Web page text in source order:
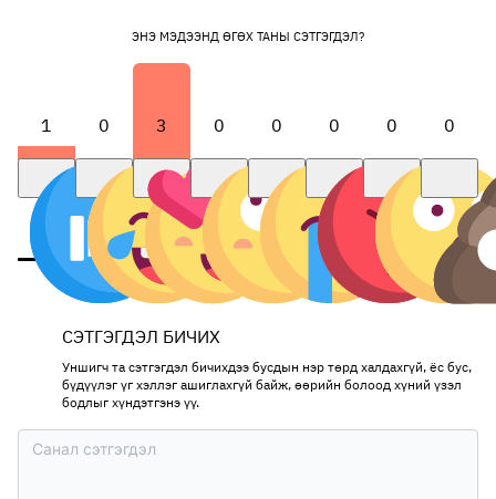
ЭНЭ МЭДЭЭНД ӨГӨХ ТАНЫ СЭТГЭГДЭЛ?
1 0 3 0 0 0 0 0
СЭТГЭГДЭЛ БИЧИХ
Уншигч та сэтгэгдэл бичихдээ бусдын нэр төрд халдахгүй, ёс бус,
бүдүүлэг үг хэллэг ашиглахгүй байж, өөрийн болоод хүний үзэл
бодлыг хүндэтгэнэ үү.